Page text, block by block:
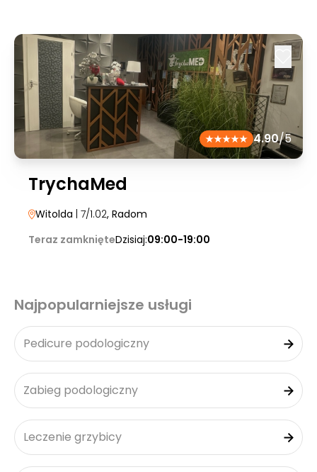
4.90/5
TrychaMed
Witolda | 7/1.02, Radom
Teraz zamknięteDzisiaj:09:00-19:00
Najpopularniejsze usługi
Pedicure podologiczny
Zabieg podologiczny
Leczenie grzybicy